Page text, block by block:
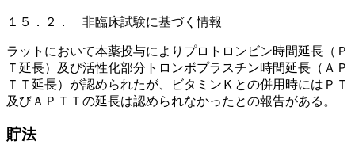
１５．２． 非臨床試験に基づく情報
ラットにおいて本薬投与によりプロトロンビン時間延長（Ｐ
Ｔ延長）及び活性化部分トロンボプラスチン時間延長（ＡＰ
ＴＴ延長）が認められたが、ビタミンＫとの併用時にはＰＴ
及びＡＰＴＴの延長は認められなかったとの報告がある。
貯法